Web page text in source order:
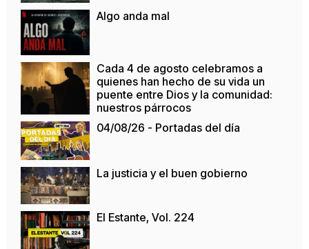
Algo anda mal
Cada 4 de agosto celebramos a
quienes han hecho de su vida un
puente entre Dios y la comunidad:
nuestros párrocos
04/08/26 - Portadas del día
La justicia y el buen gobierno
El Estante, Vol. 224